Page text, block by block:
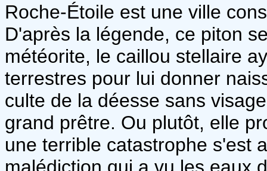
Roche-Étoile est une ville
D'après la légende, ce piton
météorite, le caillou stellaire
terrestres pour lui donner
culte de la déesse sans
grand prêtre. Ou plutôt, elle
une terrible catastrophe s'est